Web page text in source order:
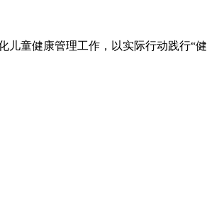
童健康管理工作，以实际行动践行“健